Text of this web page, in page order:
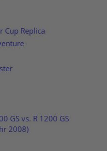
Cup Replica
GS vs. R 1200 GS
2008)